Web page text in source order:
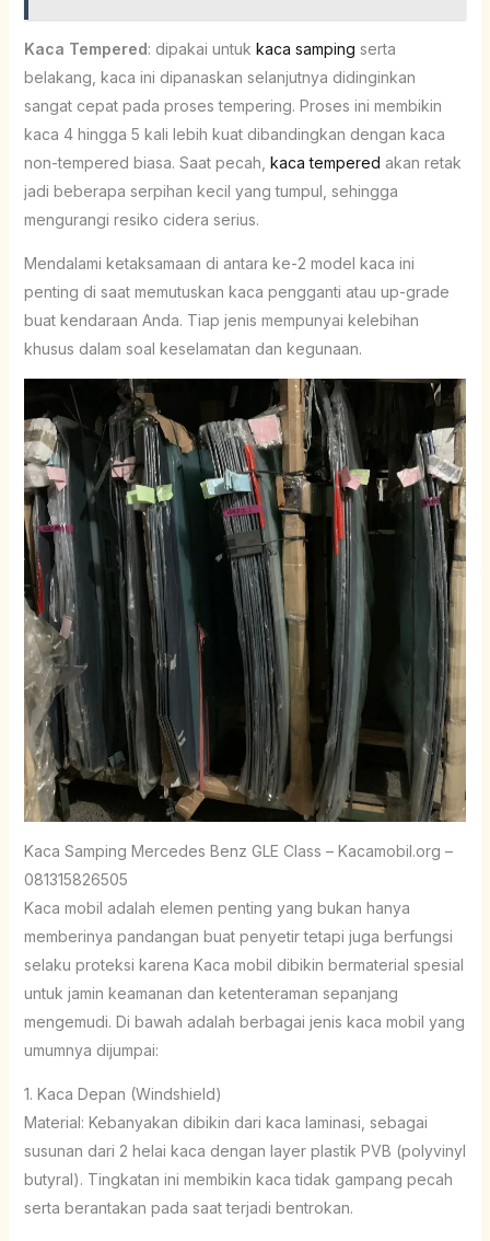
Kaca Tempered: dipakai untuk kaca samping serta
belakang, kaca ini dipanaskan selanjutnya didinginkan
sangat cepat pada proses tempering. Proses ini membikin
kaca 4 hingga 5 kali lebih kuat dibandingkan dengan kaca
non-tempered biasa. Saat pecah, kaca tempered akan retak
jadi beberapa serpihan kecil yang tumpul, sehingga
mengurangi resiko cidera serius.
Mendalami ketaksamaan di antara ke-2 model kaca ini
penting di saat memutuskan kaca pengganti atau up-grade
buat kendaraan Anda. Tiap jenis mempunyai kelebihan
khusus dalam soal keselamatan dan kegunaan.
Kaca Samping Mercedes Benz GLE Class – Kacamobil.org –
081315826505
Kaca mobil adalah elemen penting yang bukan hanya
memberinya pandangan buat penyetir tetapi juga berfungsi
selaku proteksi karena Kaca mobil dibikin bermaterial spesial
untuk jamin keamanan dan ketenteraman sepanjang
mengemudi. Di bawah adalah berbagai jenis kaca mobil yang
umumnya dijumpai:
1. Kaca Depan (Windshield)
Material: Kebanyakan dibikin dari kaca laminasi, sebagai
susunan dari 2 helai kaca dengan layer plastik PVB (polyvinyl
butyral). Tingkatan ini membikin kaca tidak gampang pecah
serta berantakan pada saat terjadi bentrokan.